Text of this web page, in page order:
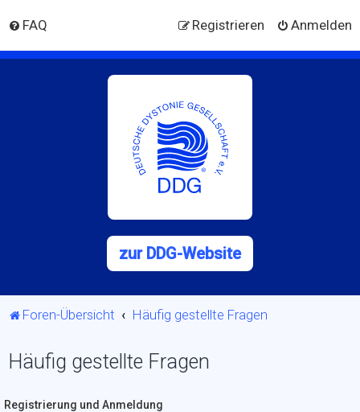
FAQ Anmelden
Registrieren
zur DDG-Website
Foren-Übersicht Häufig gestellte Fragen
Häufig gestellte Fragen
Registrierung und Anmeldung